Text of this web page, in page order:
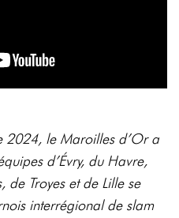
2024, le Maroilles d’Or a
d’Évry, du Havre,
de Troyes et de Lille se
interrégional de slam